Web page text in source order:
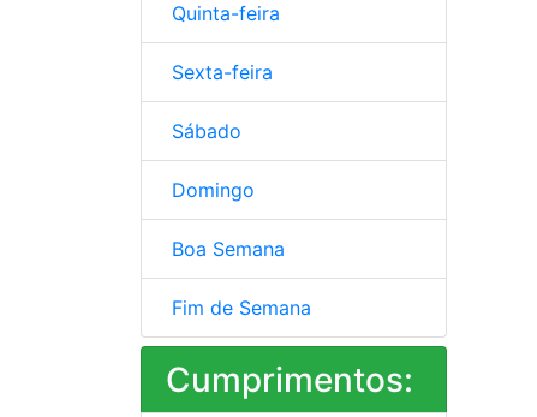
Quinta-feira
Sexta-feira
Sábado
Domingo
Boa Semana
Fim de Semana
Cumprimentos: